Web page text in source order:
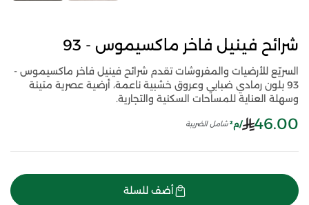
شرائح فينيل فاخر ماكسيموس - 93
السريّع للأرضيات والمفروشات تقدم شرائح فينيل فاخر ماكسيموس -
93 بلون رمادي ضبابي وعروق خشبية ناعمة، أرضية عصرية متينة
وسهلة العناية للمساحات السكنية والتجارية.
46.00 /م² شامل الضريبة
أضف للسلة